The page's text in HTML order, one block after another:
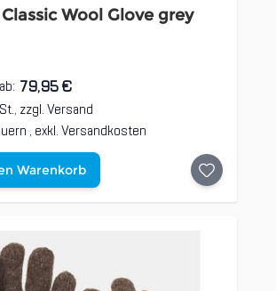
Wool Glove grey
79,95 €
zzgl.Versand
, exkl.Versandkosten
Warenkorb